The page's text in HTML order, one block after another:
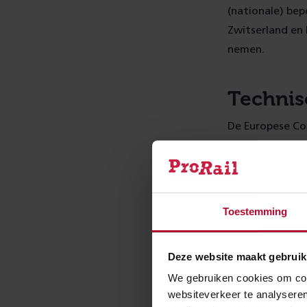
Toestemming
Deze website maakt
We gebruiken cookies om
websiteverkeer te
(nationale)
Zwitserland en
nemen.
De Europese
bekend als:
TSI OPE
die nodig zijn
verstoringen